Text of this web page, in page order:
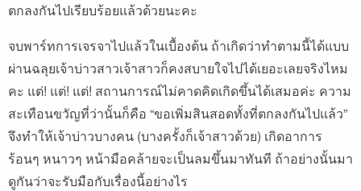
ตกลงกันไปเรียบร้อยแล้วด้วยนะคะ
จบพาร์ทการเจรจาไปแล้วในเบื้องต้น ถ้าเกิดว่าทำตามนี้ได้แบบ
ผ่านฉลุยเจ้าบ่าวสาวเจ้าสาวก็คงสบายใจไปได้เยอะเลยจริงไหม
คะ แต่! แต่! แต่! สถานการณ์ไม่คาดคิดเกิดขึ้นได้เสมอค่ะ ความ
สะเทือนขวัญที่ว่านั้นก็คือ “ขอเพิ่มสินสอดทั้งที่ตกลงกันไปแล้ว”
จึงทำให้เจ้าบ่าวบางคน (บางครั้งก็เจ้าสาวด้วย) เกิดอาการ
ร้อนๆ หนาวๆ หน้ามือคล้ายจะเป็นลมขึ้นมาทันที ถ้าอย่างนั้นมา
ดูกันว่าจะรับมือกับเรื่องนี้อย่างไร